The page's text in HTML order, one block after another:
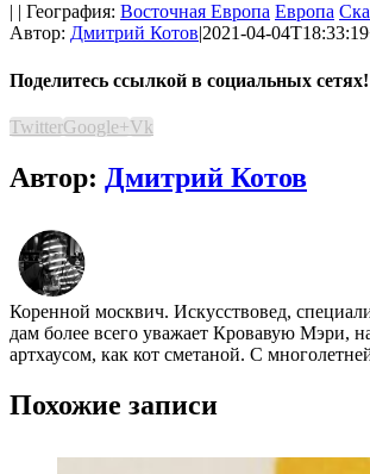
| | География: Восточная Европа Европа
Автор: Дмитрий Котов|2021-04-
Поделитесь ссылкой в социальных сетях!
TwitterGoogle+Vk
Автор: Дмитрий Котов
Коренной москвич. Искусствовед,
дам более всего уважает Кровавую Мэри,
артхаусом, как кот сметаной. С
Похожие записи